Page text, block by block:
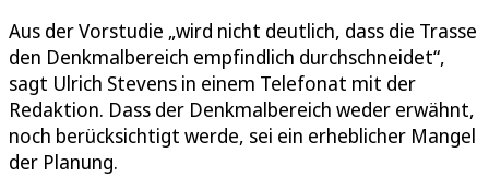
Aus der Vorstudie „wird nicht deutlich, dass die Trasse
den Denkmalbereich empfindlich durchschneidet“,
sagt Ulrich Stevens in einem Telefonat mit der
Redaktion. Dass der Denkmalbereich weder erwähnt,
noch berücksichtigt werde, sei ein erheblicher Mangel
der Planung.